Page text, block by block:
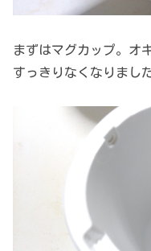
まずはマグカップ。オ
すっきりなくなりまし